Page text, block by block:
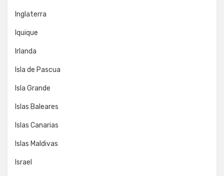
Inglaterra
Iquique
Irlanda
Isla de Pascua
Isla Grande
Islas Baleares
Islas Canarias
Islas Maldivas
Israel